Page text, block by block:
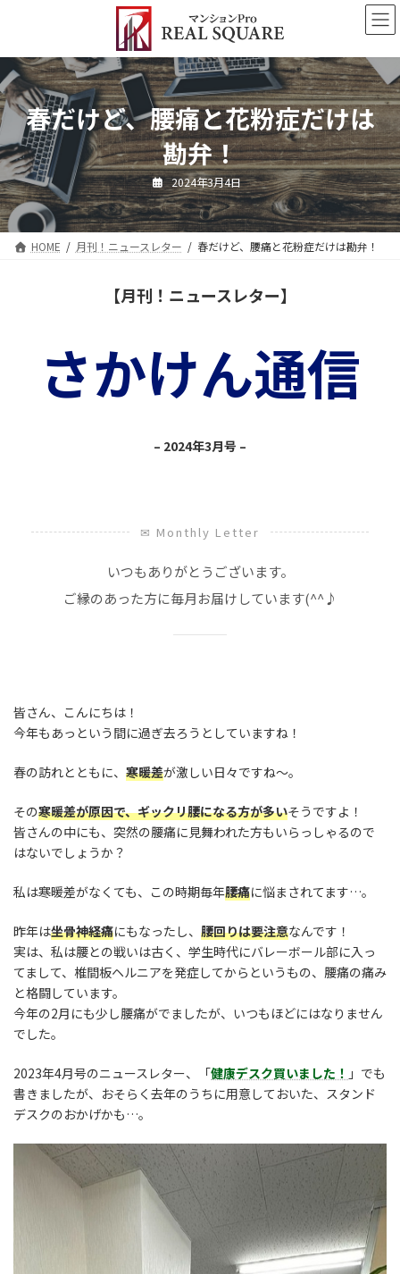
ン
ツ
へ
ス
キ
ッ
プ
ー
シ
ョ
ン
に
移
動
春だけど、腰痛と花粉症だけは
勘弁！
2024年3月4日
HOME 月刊！ニュースレター 春だけど、腰痛と花粉症だけは勘弁！
【月刊！ニュースレター】
さかけん通信
– 2024年3月号 –
✉ Monthly Letter
いつもありがとうございます。
ご縁のあった方に毎月お届けしています(^^♪
皆さん、こんにちは！
今年もあっという間に過ぎ去ろうとしていますね！
春の訪れとともに、 寒暖差が激しい日々ですね～。
その寒暖差が原因で、ギックリ腰になる方が多いそうですよ！
皆さんの中にも、突然の腰痛に見舞われた方もいらっしゃるので
はないでしょうか？
私は寒暖差がなくても、この時期毎年腰痛に悩まされてます…。
昨年は坐骨神経痛にもなったし、 腰回りは要注意なんです！
実は、私は腰との戦いは古く、学生時代にバレーボール部に入っ
てまして、椎間板ヘルニアを発症してからというもの、腰痛の痛み
と格闘しています。
今年の2月にも少し腰痛がでましたが、いつもほどにはなりません
でした。
2023年4月号のニュースレター、「健康デスク買いました！ 」でも
書きましたが、おそらく去年のうちに用意しておいた、スタンド
デスクのおかげかも…。